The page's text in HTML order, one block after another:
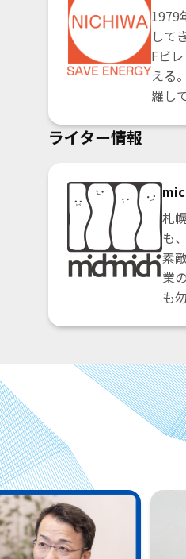
1979
して
Fビ
える
羅し
ライター情報
札
も
素
業
も